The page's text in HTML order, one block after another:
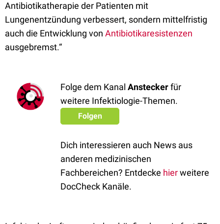
Antibiotikatherapie der Patienten mit
Lungenentzündung verbessert, sondern mittelfristig
auch die Entwicklung von Antibiotikaresistenzen
ausgebremst.“
Folge dem Kanal Ansteckerfür
weitere Infektiologie-Themen.
Folgen
Dich interessieren auch News aus
anderen medizinischen
Fachbereichen? Entdecke hierweitere
DocCheck Kanäle.